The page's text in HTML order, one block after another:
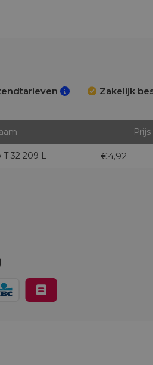
Zakelijk
T 32 209 L €4,92